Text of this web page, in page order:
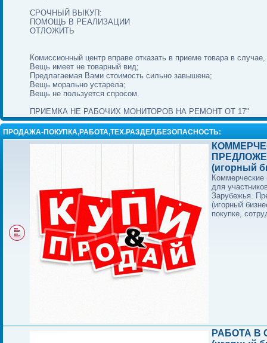
СРОЧНЫЙ ВЫКУП:
ПОМОЩЬ В РЕАЛИЗАЦИИ
ОТЛОЖИТЬ
Комиссионный центр вправе отказать в приеме товара в
Вещь имеет не товарный вид;
Предлагаемая Вами стоимость сильно завышена;
Вещь морально устарела;
Вещь не пользуется спросом.
ПРИЕМКА НЕ РАБОЧИХ МОНИТОРОВ НА РЕМОНТ ОТ 17"
ПРОДАЖА-ПОКУПКА,РАБОТА,ТЕХ.РАЗДЕЛ,БЕЗОПАСНОСТЬ:
(игорный
для
Зарубежья.
(игорный
покупке,
РАБОТА В